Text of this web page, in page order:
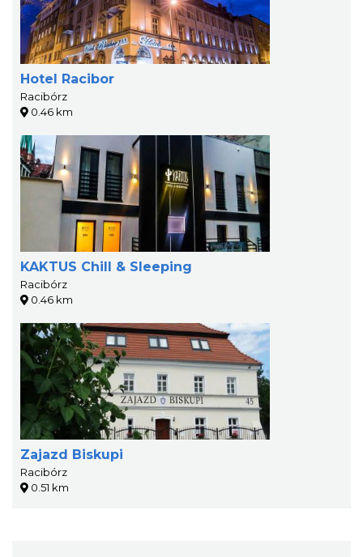
Hotel Racibor
Racibórz
0.46 km
KAKTUS Chill & Sleeping
Racibórz
0.46 km
Zajazd Biskupi
Racibórz
0.51 km